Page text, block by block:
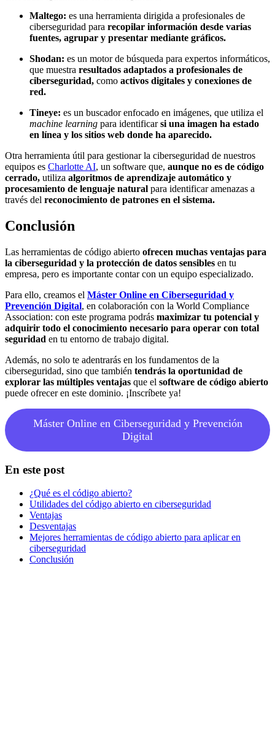
Maltego: es una herramienta dirigida a profesionales de
ciberseguridad para recopilar información desde varias
fuentes, agrupar y presentar mediante gráficos.
Shodan: es un motor de búsqueda para expertos informáticos,
que muestra resultados adaptados a profesionales de
ciberseguridad, como activos digitales y conexiones de
red.
Tineye: es un buscador enfocado en imágenes, que utiliza el
machine learning para identificarsi una imagen ha estado
en línea y los sitios web donde ha aparecido.
Otra herramienta útil para gestionar la ciberseguridad de nuestros
equipos es Charlotte AI, un software que, aunque no es de código
cerrado, utiliza algoritmos de aprendizaje automático y
procesamiento de lenguaje natural para identificar amenazas a
través del reconocimiento de patrones en el sistema.
Conclusión
Las herramientas de código abierto ofrecen muchas ventajas para
la ciberseguridad y la protección de datos sensibles en tu
empresa, pero es importante contar con un equipo especializado.
Para ello, creamos el Máster Online en Ciberseguridad y
Prevención Digital, en colaboración con la World Compliance
Association: con este programa podrás maximizar tu potencial y
adquirir todo el conocimiento necesario para operar con total
seguridad en tu entorno de trabajo digital.
Además, no solo te adentrarás en los fundamentos de la
ciberseguridad, sino que también tendrás la oportunidad de
explorar las múltiples ventajas que el software de código abierto
puede ofrecer en este dominio. ¡Inscríbete ya!
Máster Online en Ciberseguridad y Prevención
Digital
En este post
¿Qué es el código abierto?
Utilidades del código abierto en ciberseguridad
Ventajas
Desventajas
Mejores herramientas de código abierto para aplicar en
ciberseguridad
Conclusión